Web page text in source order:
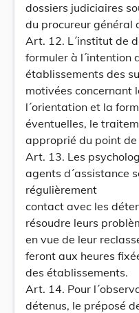
dossiers judiciaires
du procureur général
Art. 12. L´institut de
formuler à l´intention
établissements des
motivées concernant
l´orientation et la
éventuelles, le
approprié du point
Art. 13. Les
agents d´assistance
régulièrement
contact avec les
résoudre leurs
en vue de leur
feront aux heures
des établissements.
Art. 14. Pour
détenus, le préposé